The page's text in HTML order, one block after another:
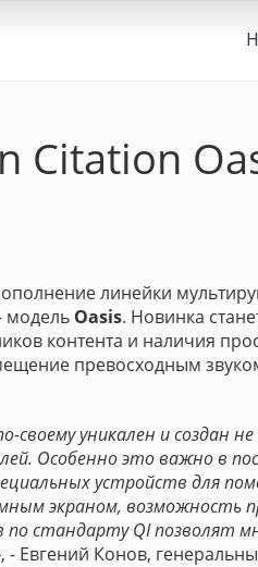
Citation
линейки
модель Oasis. Новинка
контента и наличия
превосходным
своему уникален и создан
Особенно это важно в
устройств для
экраном, возможность
по стандарту QI позволят
, - Евгений Конов,